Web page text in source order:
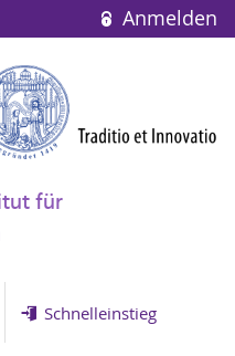
Anmelden
für
Schnelleinstieg